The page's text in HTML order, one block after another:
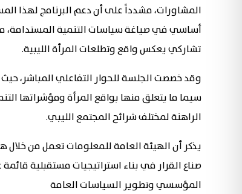
المشاورات، مشدداً على أن دعم البرنامج لهذا
أساسي في صياغة سياسات التنمية المستدامة،
تشاركي يعكس واقع وتطلعات المرأة الليبية.
وقد خصصت الجلسة للحوار التفاعلي المباشر، حيث
سيما ما يتعلق منها بواقع المرأة ومؤشراتها
الراهنة لمختلف شرائح المجتمع الليبي.
يذكر أن الهيئة العامة للمعلومات تعمل من
صناع القرار في بناء استراتيجيات مستقبلية
المؤسسي وتطوير السياسات العامة